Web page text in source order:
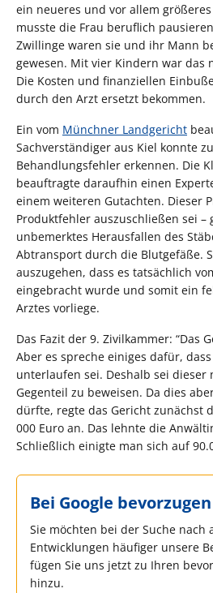
ein neueres und vor allem
musste die Frau beruflich
Zwillinge waren sie und ihr Mann
gewesen. Mit vier Kindern war das
Die Kosten und finanziellen
durch den Arzt ersetzt bekommen.
Ein vom Münchner Landgericht
Sachverständiger aus Kiel konnte
Behandlungsfehler erkennen. Die
beauftragte daraufhin einen
einem weiteren Gutachten. Dieser
Produktfehler auszuschließen sei –
unbemerktes Herausfallen des
Abtransport durch die Blutgefäße.
auszugehen, dass es tatsächlich
eingebracht wurde und somit ein
Arztes vorliege.
Das Fazit der 9. Zivilkammer: “Das
Aber es spreche einiges dafür,
unterlaufen sei. Deshalb sei dieser
Gegenteil zu beweisen. Da dies
dürfte, regte das Gericht zunächst
000 Euro an. Das lehnte die
Schließlich einigte man sich auf
Bei Google bevorzugen
Sie möchten bei der Suche nach
Entwicklungen häufiger unsere
fügen Sie uns jetzt zu Ihren
hinzu.